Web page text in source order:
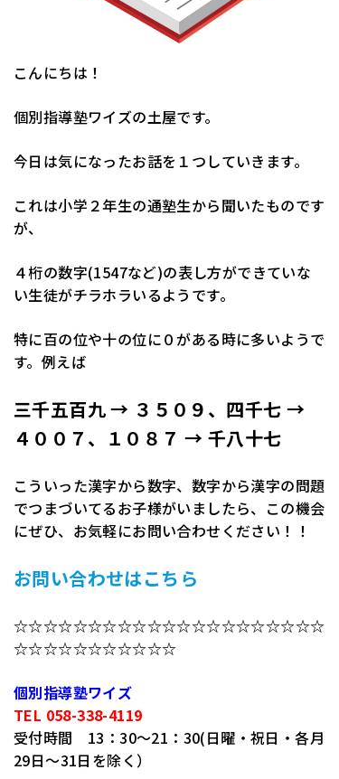
こんにちは！
個別指導塾ワイズの土屋です。
今日は気になったお話を１つしていきます。
これは小学２年生の通塾生から聞いたものです
が、
４桁の数字(1547など)の表し方ができていな
い生徒がチラホラいるようです。
特に百の位や十の位に０がある時に多いようで
す。例えば
三千五百九 → ３５０９、四千七 →
４００７、１０８７ → 千八十七
こういった漢字から数字、数字から漢字の問題
でつまづいてるお子様がいましたら、この機会
にぜひ、お気軽にお問い合わせください！！
お問い合わせはこちら
☆☆☆☆☆☆☆☆☆☆☆☆☆☆☆☆☆☆☆☆☆
☆☆☆☆☆☆☆☆☆☆☆
個別指導塾ワイズ
TEL 058-338-4119
受付時間 13：30～21：30(日曜・祝日・各月
29日～31日を除く）